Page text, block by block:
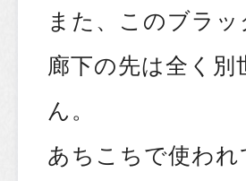
また、このブラ
廊下の先は全く
ん。
あちこちで使わ